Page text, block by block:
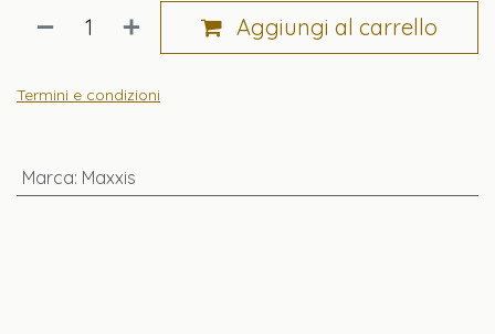
Aggiungi al carrello
Termini e condizioni
Marca: Maxxis